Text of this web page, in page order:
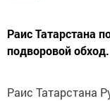
Раис Татарстана
подворовой обход.
Раис Татарстана